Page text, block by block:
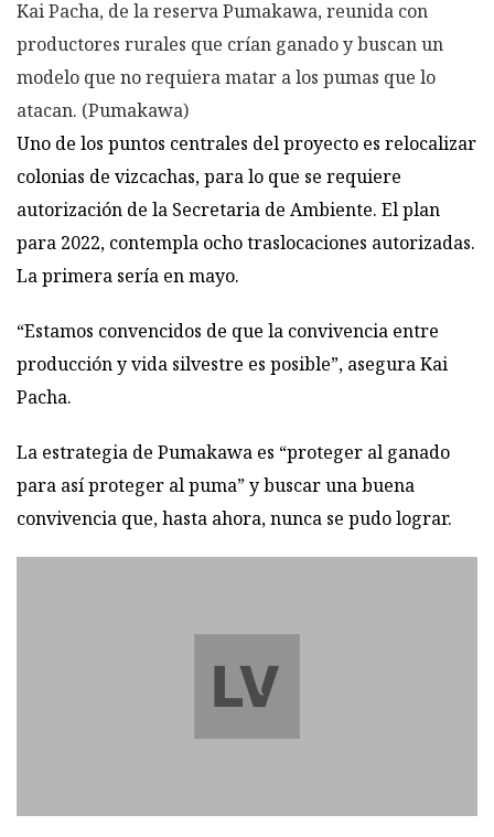
Kai Pacha, de la reserva Pumakawa, reunida con
productores rurales que crían ganado y buscan un
modelo que no requiera matar a los pumas que lo
atacan. (Pumakawa)
Uno de los puntos centrales del proyecto es relocalizar
colonias de vizcachas, para lo que se requiere
autorización de la Secretaria de Ambiente. El plan
para 2022, contempla ocho traslocaciones autorizadas.
La primera sería en mayo.
“Estamos convencidos de que la convivencia entre
producción y vida silvestre es posible”, asegura Kai
Pacha.
La estrategia de Pumakawa es “proteger al ganado
para así proteger al puma” y buscar una buena
convivencia que, hasta ahora, nunca se pudo lograr.